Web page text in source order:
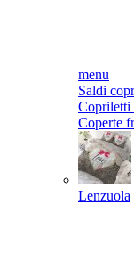
menu
Saldi
Copriletti
Coperte
Lenzuola